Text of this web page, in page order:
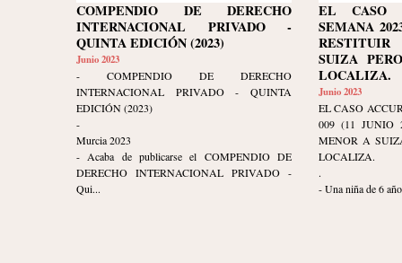
COMPENDIO DE DERECHO
INTERNACIONAL PRIVADO -
QUINTA EDICIÓN (2023)
Junio 2023
- COMPENDIO DE DERECHO
INTERNACIONAL PRIVADO - QUINTA
EDICIÓN (2023)
-
Murcia 2023
- Acaba de publicarse el COMPENDIO DE
DERECHO INTERNACIONAL PRIVADO -
Qui...
EL CASO
SEMANA
SUIZA
LOCALIZA.
Junio 2023
EL CASO
009 (11 JUNIO
MENOR A
LOCALIZA.
.
- Una niña de 6